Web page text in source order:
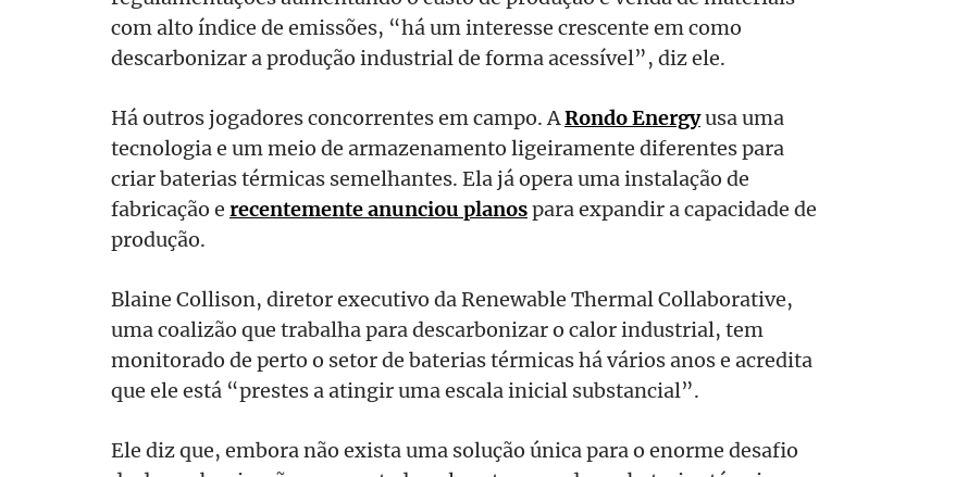
com alto índice de emissões, “há um interesse crescente em como
descarbonizar a produção industrial de forma acessível”, diz ele.
Há outros jogadores concorrentes em campo. ARondo Energyusa uma
tecnologia e um meio de armazenamento ligeiramente diferentes para
criar baterias térmicas semelhantes. Ela já opera uma instalação de
fabricação e recentemente anunciou planospara expandir a capacidade de
produção.
Blaine Collison, diretor executivo da Renewable Thermal Collaborative,
uma coalizão que trabalha para descarbonizar o calor industrial, tem
monitorado de perto o setor de baterias térmicas há vários anos e acredita
que ele está “prestes a atingir uma escala inicial substancial”.
Ele diz que, embora não exista uma solução única para o enorme desafio